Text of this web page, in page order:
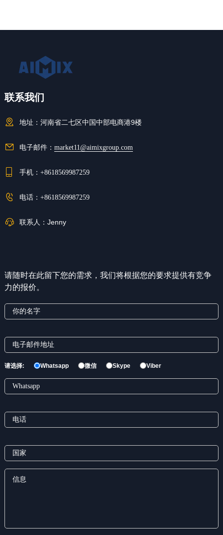
联系我们
地址： 河南省二七区中国中部电商港9楼
电子邮件： market11@aimixgroup.com
手机： +8618569987259
电话： +8618569987259
联系人： Jenny
请随时在此留下您的需求，我们将根据您的要求提供有竞争
力的报价。
请选择: Whatsapp 微信 Skype Viber